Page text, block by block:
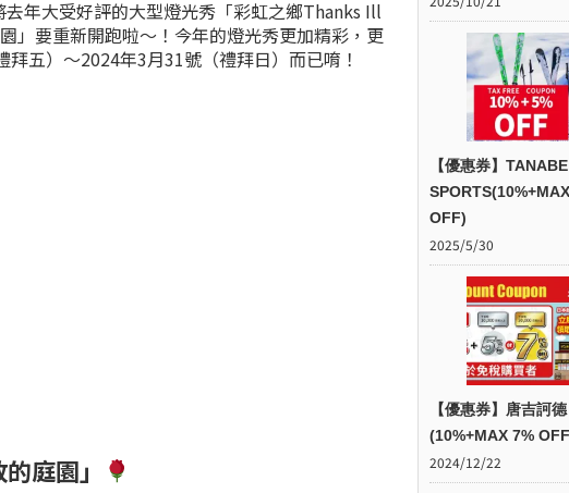
年大受好評的大型燈光秀「彩虹之鄉Thanks Ill
」要重新開跑啦～！今年的燈光秀更加精彩，更
五）～2024年3月31號（禮拜日）而已唷！
庭園」
【優惠券】TANABE
OFF)
2025/5/30
【優惠券】唐吉訶德
(10%+MAX 7%
2024/12/22